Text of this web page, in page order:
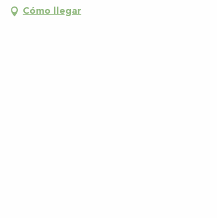
Cómo llegar